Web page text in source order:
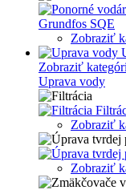
Grundfos SQE
Zobraziť
Zobraziť
Uprava vody
Zobraziť
Zobraziť